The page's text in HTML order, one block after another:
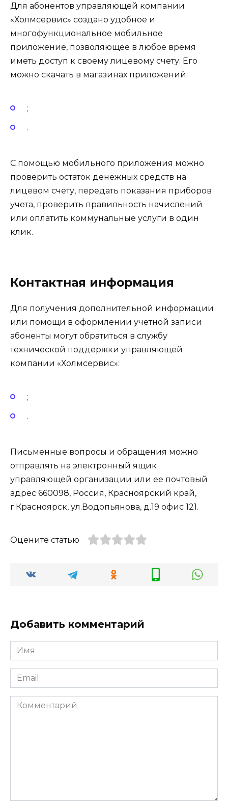
Для абонентов управляющей компании
«Холмсервис» создано удобное и
многофункциональное мобильное
приложение, позволяющее в любое время
иметь доступ к своему лицевому счету. Его
можно скачать в магазинах приложений:
;
.
С помощью мобильного приложения можно
проверить остаток денежных средств на
лицевом счету, передать показания приборов
учета, проверить правильность начислений
или оплатить коммунальные услуги в один
клик.
Контактная информация
Для получения дополнительной информации
или помощи в оформлении учетной записи
абоненты могут обратиться в службу
технической поддержки управляющей
компании «Холмсервис»:
;
.
Письменные вопросы и обращения можно
отправлять на электронный ящик
управляющей организации или ее почтовый
адрес 660098, Россия, Красноярский край,
г.Красноярск, ул.Водопьянова, д.19 офис 121.
Оцените статью
Добавить комментарий
Имя
*
Email
*
Комментарий